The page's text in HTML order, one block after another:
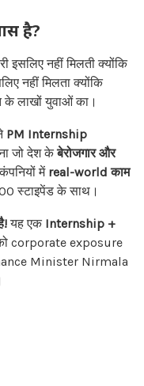
है?
इसलिए नहीं मिलती क्योंकि
नहीं मिलता क्योंकि
के लाखों युवाओं का।
PM Internship
जो देश केबेरोजगार और
में real-world काम
स्टाइपेंड के साथ।
यह एक Internship +
corporate exposure
Minister Nirmala